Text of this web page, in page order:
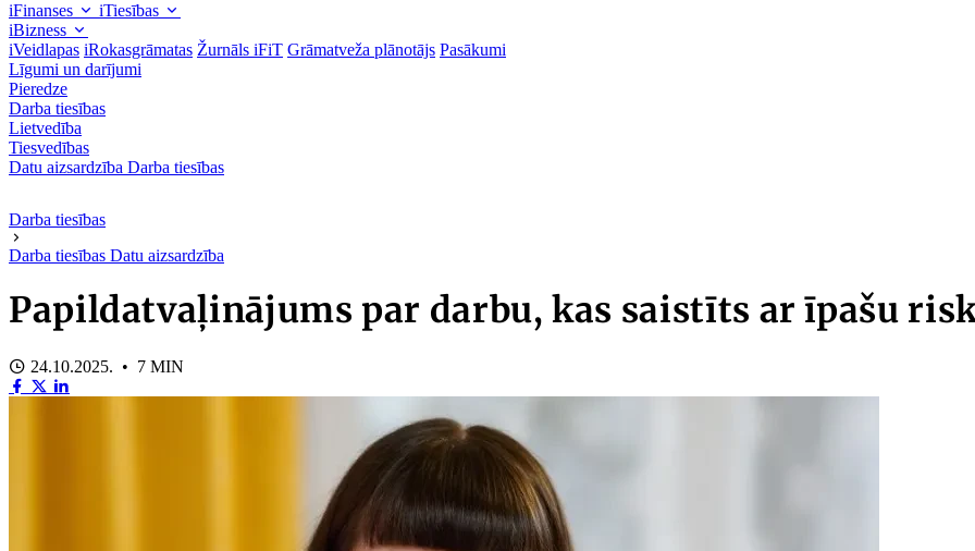
iFinanses
iTiesības
iBizness
iVeidlapas iRokasgrāmatas Žurnāls iFiT Grāmatveža plānotājs Pasākumi
Līgumi un darījumi
Pieredze
Darba tiesības
Lietvedība
Tiesvedības
Datu aizsardzība Darba tiesības
Darba tiesības
Darba tiesības Datu aizsardzība
Papildatvaļinājums par darbu, kas saistīts ar īpašu
24.10.2025. • 7 MIN